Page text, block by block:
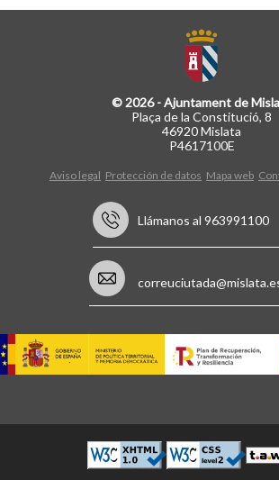
© 2026 - Ajuntament de
Plaça de la Constitució, 8
46920 Mislata
P4617100E
Aviso legal Protección de datos Mapa web
Llámanos al 963991100